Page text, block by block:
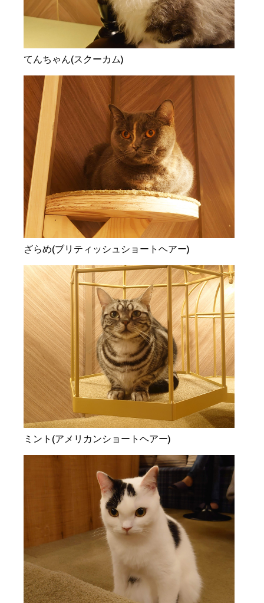
てんちゃん(スクーカム)
ざらめ(ブリティッシュショートヘアー)
ミント(アメリカンショートヘアー)